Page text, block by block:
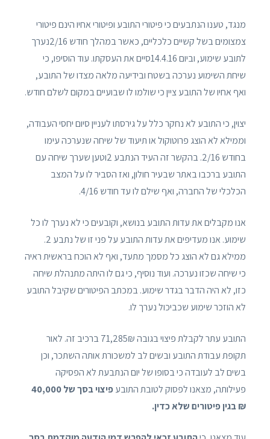
מנגד, טענו הנתבעים כי פיטורי התובע ופיטורי אחיו הינם פיטורי
צמצומים בשל קשיים כלכליים, כאשר במהלך חודש 2/16נערך
לתובע שימוע, וביום 14.4.16סיים את העסקתו. עוד הוסיפו, כי
שיחת השימוע נערכה בשטח ובידיעה מלאה מצדו של התובע,
ואף אחיו של התובע ציין כי שולמו לו שבועיים במקום לשלם חודש.
יצוין, כי התובע לא נחקר כלל על גירסתו לעניין סיום יחסי העבודה,
וממילא לא הוצג פרוטוקול או תיעוד של שיחה שנערכה עימו
בחודש 2/16. בהקשר זה העיד הנתבע 2וטען שערך שיחה עם
התובע ברכבו באתר שבעיר חולון, ואז הסביר לו על המצב
הכלכלי של החברה, ואף שילם לו עד חודש 4/16.
אנו מקבלים את עדות התובע בנושא, וקובעים כי לא נערך לו כל
שימוע. אנו מעדיפים את עדות התובע על פני זו של נתבע 2.
ממילא גם לא הוצג כל מסמך מתעד, ואף לא הוכח בראשית ראיה
כי שיחה שכזו נערכה. ועוד נוסיף, כי גם לו היתה מתנהלת שיחה
כזו, לא היה הדבר בגדר שימוע. במכתב הפיטורים שקיבל התובע
לא הוזכר שימוע שכביכול נערך לו.
התובע עתר לקבלת פיצוי בגובה 71,285₪ ברכיב זה. לאור
תקופת עבודת התובע ובשים לב למשכורת אותה השתכר, וכן
בשים לב לעובדה כי בסופו של יום הנתבעת לא הפסיקה
פעילותה, מצאנו לפסוק לטובת התובע
פיצוי בסך של 40,000
₪ בגין פיטורים שלא כדין.